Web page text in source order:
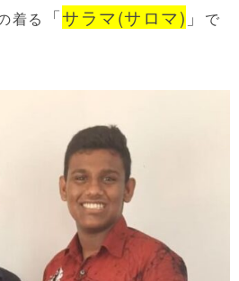
着る 「サラマ(サロマ) 」
で